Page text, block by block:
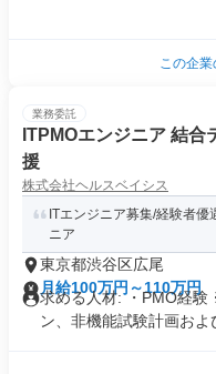
この企
業務委託
ITPMOエンジニア 結
援
株式会社ヘルスベイシス
ITエンジニア募集/経験者
ニア
東京都渋谷区広尾
月給100万円～110万円
求める人材: ・PMO経
ン、非機能試験計画およ